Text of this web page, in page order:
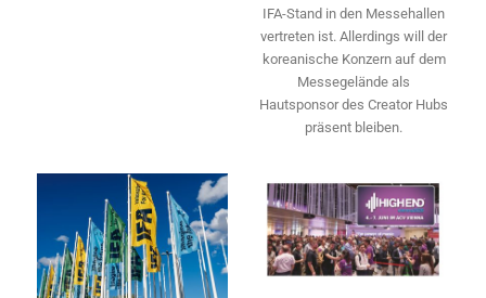
IFA-Stand in den Messehallen
vertreten ist. Allerdings will ­der
koreanische Konzern auf dem
Messegelände als
Hautsponsor des Creator Hubs
präsent bleiben.